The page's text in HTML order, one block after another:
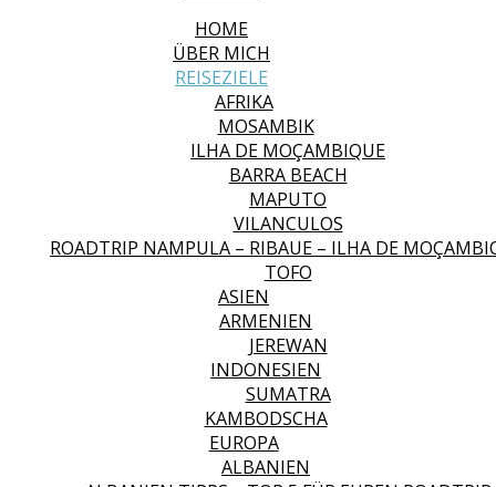
HOME
ÜBER MICH
REISEZIELE
AFRIKA
MOSAMBIK
ILHA DE MOÇAMBIQUE
BARRA BEACH
MAPUTO
VILANCULOS
ROADTRIP NAMPULA – RIBAUE – ILHA DE
TOFO
ASIEN
ARMENIEN
JEREWAN
INDONESIEN
SUMATRA
KAMBODSCHA
EUROPA
ALBANIEN